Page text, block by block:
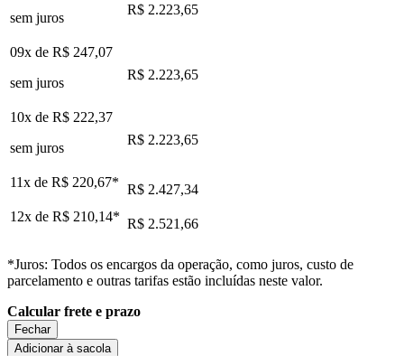
sem juros
R$ 2.223,65
09x de R$ 247,07
sem juros
R$ 2.223,65
10x de R$ 222,37
sem juros
R$ 2.223,65
11x de R$ 220,67* R$ 2.427,34
12x de R$ 210,14* R$ 2.521,66
*Juros: Todos os encargos da operação, como juros, custo de
parcelamento e outras tarifas estão incluídas neste valor.
Calcular frete e prazo
Fechar
Adicionar à sacola